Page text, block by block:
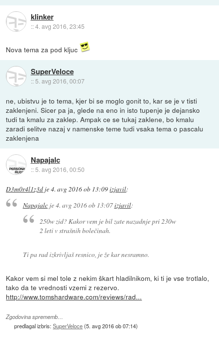
klinker
::4. avg 2016, 23:45
Nova tema za pod kljuc
SuperVeloce
:: 5. avg 2016, 00:07
ne, ubistvu je to tema, kjer bi se moglo gonit to, kar se je v tisti
zaklenjeni. Sicer pa ja, glede na eno in isto tupenje je dejansko
tudi ta kmalu za zaklep. Ampak ce se tukaj zaklene, bo kmalu
zaradi selitve nazaj v namenske teme tudi vsaka tema o pascalu
zaklenjena
Napajalc
::5. avg 2016, 00:50
D3m0r4l1z3d je4. avg 2016 ob 13:09izjavil:
Napajalcje4. avg 2016 ob 13:07izjavil:
250w zid? Kakor vem je bil zate nazadnje pri 230w
2 leti v strašnih bolečinah.
Ti pa rad izkrivljaš resnico, je že kar nesramno.
Kakor vem si mel tole z nekim škart hladilnikom, ki ti je vse trotlalo,
tako da te vrednosti vzemi z rezervo.
http://www.tomshardware.com/reviews/rad...
Zgodovina sprememb…
predlagal izbris:SuperVeloce(5. avg 2016 ob 07:14)